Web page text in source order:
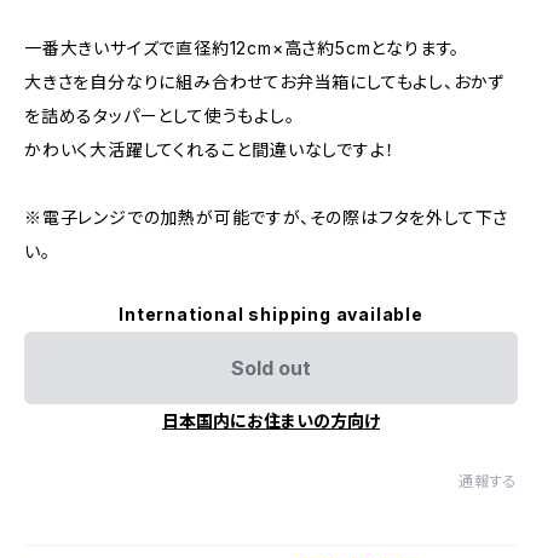
一番大きいサイズで直径約12cm×高さ約5cmとなります。
大きさを自分なりに組み合わせてお弁当箱にしてもよし、おかず
を詰めるタッパーとして使うもよし。
かわいく大活躍してくれること間違いなしですよ！
※電子レンジでの加熱が可能ですが、その際はフタを外して下さ
い。
International shipping available
Sold out
日本国内にお住まいの方向け
通報する